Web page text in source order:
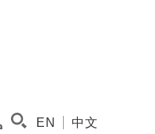
搜尋(開啟搜尋視窗)
EN 中文